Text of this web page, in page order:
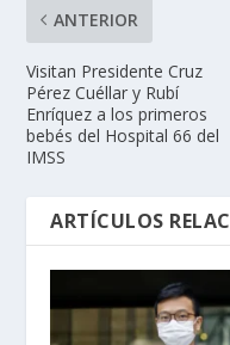
ANTERIOR
Visitan Presidente Cruz
Pérez Cuéllar y Rubí
Enríquez a los primeros
bebés del Hospital 66 del
IMSS
ARTÍCULOS